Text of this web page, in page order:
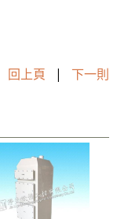
回上頁 | 下一則